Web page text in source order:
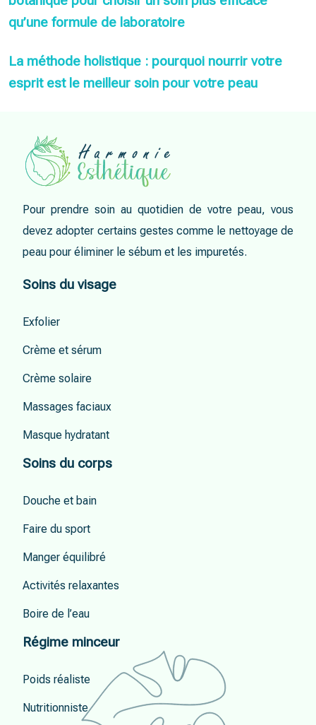
qu’une formule de laboratoire
La méthode holistique : pourquoi nourrir votre
esprit est le meilleur soin pour votre peau
Pour prendre soin au quotidien de votre peau, vous
devez adopter certains gestes comme le nettoyage de
peau pour éliminer le sébum et les impuretés.
Soins du visage
Exfolier
Crème et sérum
Crème solaire
Massages faciaux
Masque hydratant
Soins du corps
Douche et bain
Faire du sport
Manger équilibré
Activités relaxantes
Boire de l’eau
Régime minceur
Poids réaliste
Nutritionniste